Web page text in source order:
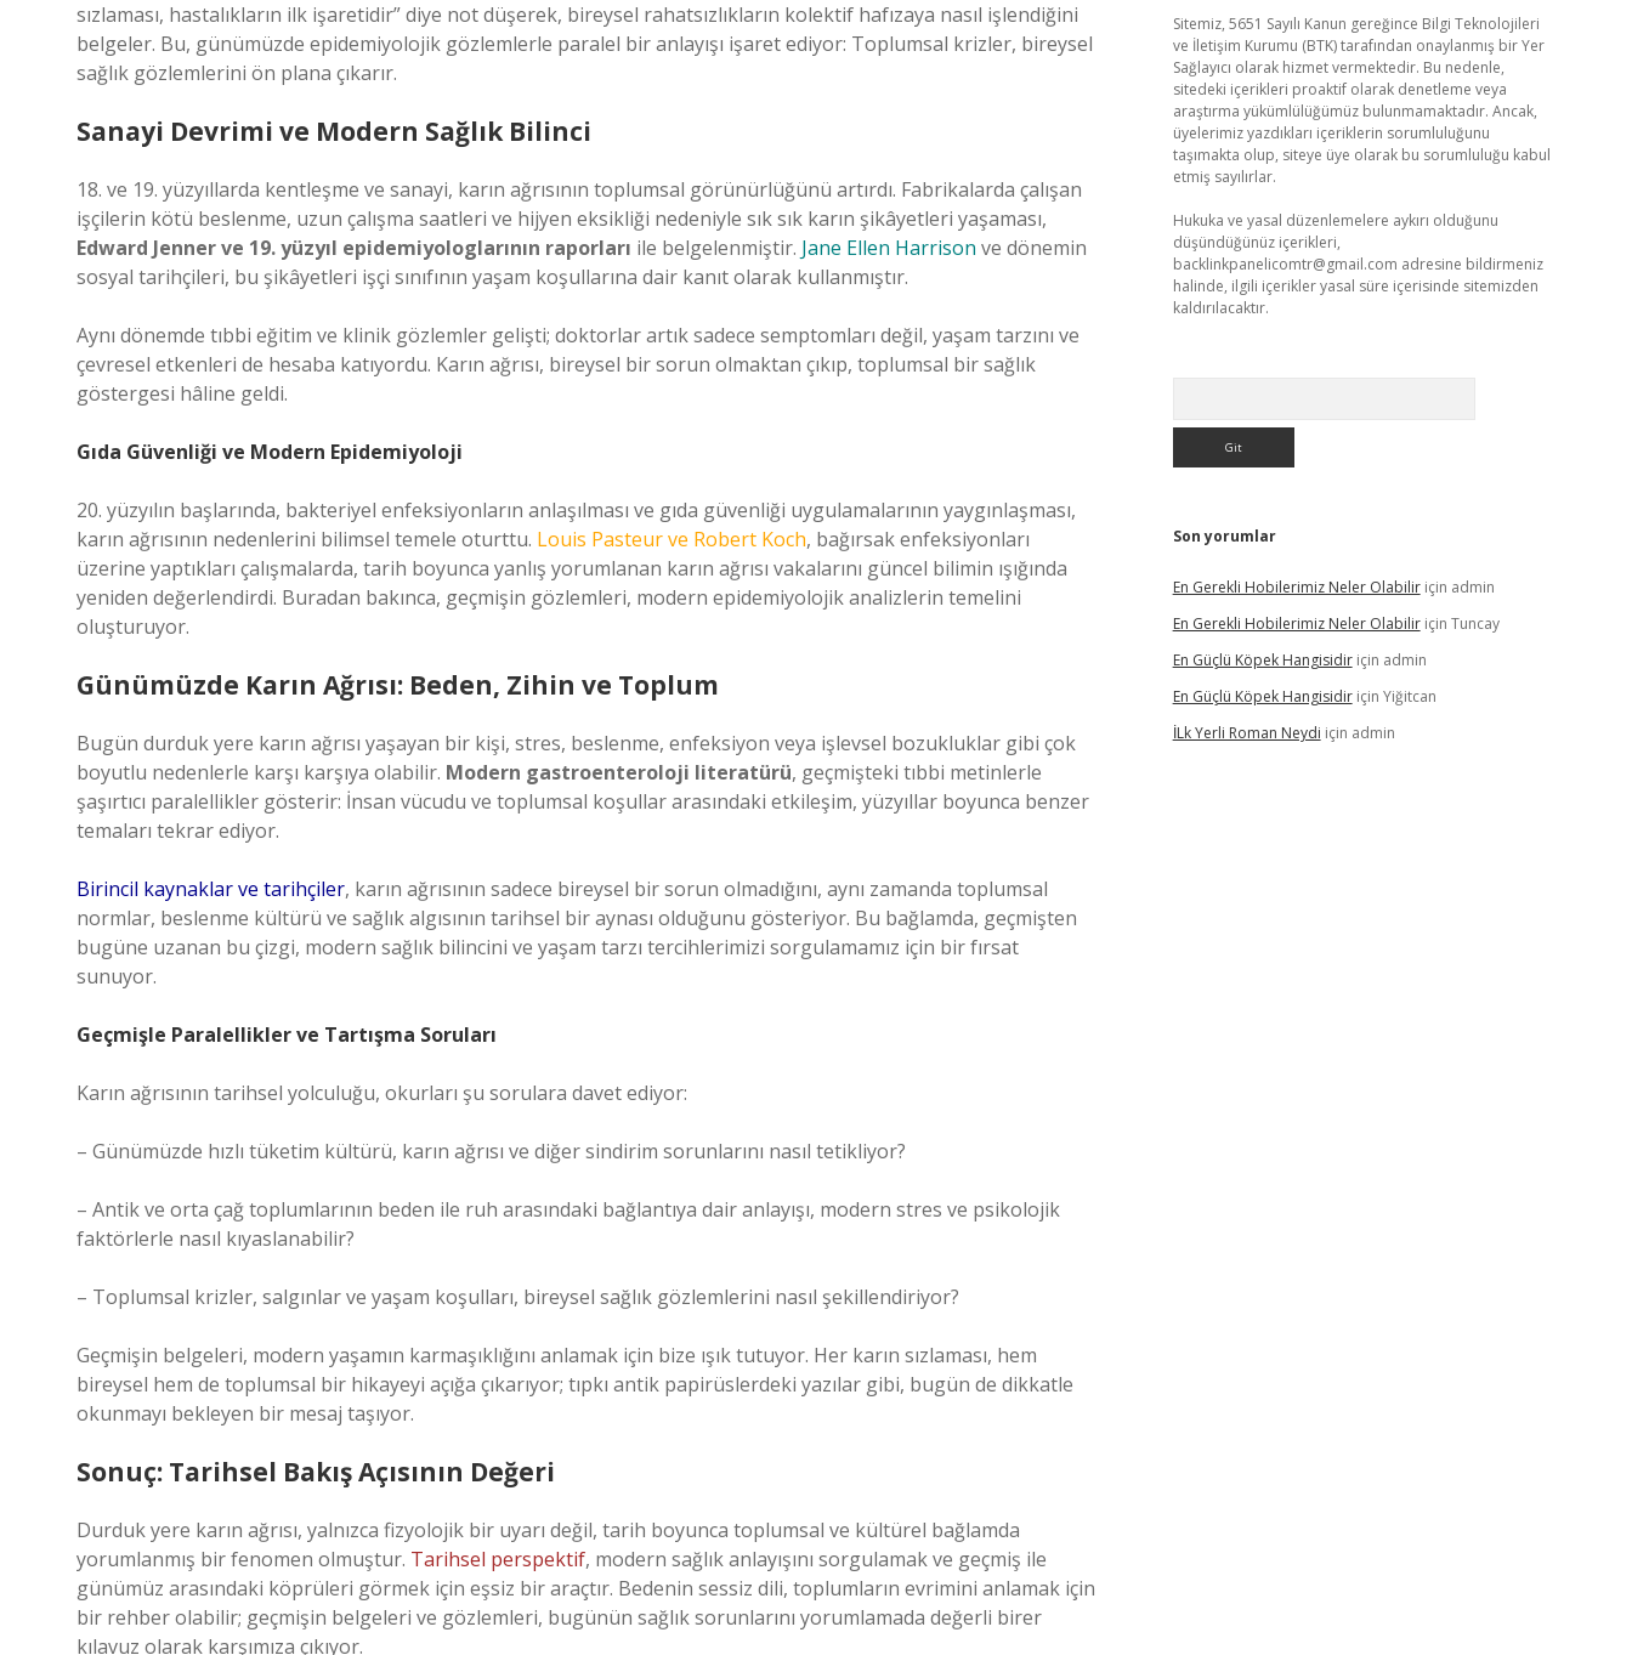
sızlaması, hastalıkların ilk işaretidir” diye not düşerek, bireysel rahatsızlıkların kolektif hafızaya nasıl işlendiğini
belgeler. Bu, günümüzde epidemiyolojik gözlemlerle paralel bir anlayışı işaret ediyor: Toplumsal krizler, bireysel
sağlık gözlemlerini ön plana çıkarır.
Sanayi Devrimi ve Modern Sağlık Bilinci
18. ve 19. yüzyıllarda kentleşme ve sanayi, karın ağrısının toplumsal görünürlüğünü artırdı. Fabrikalarda çalışan
işçilerin kötü beslenme, uzun çalışma saatleri ve hijyen eksikliği nedeniyle sık sık karın şikâyetleri yaşaması,
Edward Jenner ve 19. yüzyıl epidemiyologlarının raporları ile belgelenmiştir. Jane Ellen Harrison ve dönemin
sosyal tarihçileri, bu şikâyetleri işçi sınıfının yaşam koşullarına dair kanıt olarak kullanmıştır.
Aynı dönemde tıbbi eğitim ve klinik gözlemler gelişti; doktorlar artık sadece semptomları değil, yaşam tarzını ve
çevresel etkenleri de hesaba katıyordu. Karın ağrısı, bireysel bir sorun olmaktan çıkıp, toplumsal bir sağlık
göstergesi hâline geldi.
Gıda Güvenliği ve Modern Epidemiyoloji
20. yüzyılın başlarında, bakteriyel enfeksiyonların anlaşılması ve gıda güvenliği uygulamalarının yaygınlaşması,
karın ağrısının nedenlerini bilimsel temele oturttu. Louis Pasteur ve Robert Koch, bağırsak enfeksiyonları
üzerine yaptıkları çalışmalarda, tarih boyunca yanlış yorumlanan karın ağrısı vakalarını güncel bilimin ışığında
yeniden değerlendirdi. Buradan bakınca, geçmişin gözlemleri, modern epidemiyolojik analizlerin temelini
oluşturuyor.
Günümüzde Karın Ağrısı: Beden, Zihin ve Toplum
Bugün durduk yere karın ağrısı yaşayan bir kişi, stres, beslenme, enfeksiyon veya işlevsel bozukluklar gibi çok
boyutlu nedenlerle karşı karşıya olabilir. Modern gastroenteroloji literatürü, geçmişteki tıbbi metinlerle
şaşırtıcı paralellikler gösterir: İnsan vücudu ve toplumsal koşullar arasındaki etkileşim, yüzyıllar boyunca benzer
temaları tekrar ediyor.
Birincil kaynaklar ve tarihçiler, karın ağrısının sadece bireysel bir sorun olmadığını, aynı zamanda toplumsal
normlar, beslenme kültürü ve sağlık algısının tarihsel bir aynası olduğunu gösteriyor. Bu bağlamda, geçmişten
bugüne uzanan bu çizgi, modern sağlık bilincini ve yaşam tarzı tercihlerimizi sorgulamamız için bir fırsat
sunuyor.
Geçmişle Paralellikler ve Tartışma Soruları
Karın ağrısının tarihsel yolculuğu, okurları şu sorulara davet ediyor:
– Günümüzde hızlı tüketim kültürü, karın ağrısı ve diğer sindirim sorunlarını nasıl tetikliyor?
– Antik ve orta çağ toplumlarının beden ile ruh arasındaki bağlantıya dair anlayışı, modern stres ve psikolojik
faktörlerle nasıl kıyaslanabilir?
– Toplumsal krizler, salgınlar ve yaşam koşulları, bireysel sağlık gözlemlerini nasıl şekillendiriyor?
Geçmişin belgeleri, modern yaşamın karmaşıklığını anlamak için bize ışık tutuyor. Her karın sızlaması, hem
bireysel hem de toplumsal bir hikayeyi açığa çıkarıyor; tıpkı antik papirüslerdeki yazılar gibi, bugün de dikkatle
okunmayı bekleyen bir mesaj taşıyor.
Sonuç: Tarihsel Bakış Açısının Değeri
Durduk yere karın ağrısı, yalnızca fizyolojik bir uyarı değil, tarih boyunca toplumsal ve kültürel bağlamda
yorumlanmış bir fenomen olmuştur. Tarihsel perspektif, modern sağlık anlayışını sorgulamak ve geçmiş ile
günümüz arasındaki köprüleri görmek için eşsiz bir araçtır. Bedenin sessiz dili, toplumların evrimini anlamak için
bir rehber olabilir; geçmişin belgeleri ve gözlemleri, bugünün sağlık sorunlarını yorumlamada değerli birer
kılavuz olarak karşımıza çıkıyor.
Sitemiz, 5651 Sayılı Kanun gereğince Bilgi Teknolojileri
ve İletişim Kurumu (BTK) tarafından onaylanmış bir Yer
Sağlayıcı olarak hizmet vermektedir. Bu nedenle,
sitedeki içerikleri proaktif olarak denetleme veya
araştırma yükümlülüğümüz bulunmamaktadır. Ancak,
üyelerimiz yazdıkları içeriklerin sorumluluğunu
taşımakta olup, siteye üye olarak bu sorumluluğu kabul
etmiş sayılırlar.
Hukuka ve yasal düzenlemelere aykırı olduğunu
düşündüğünüz içerikleri,
backlinkpanelicomtr@gmail.com adresine bildirmeniz
halinde, ilgili içerikler yasal süre içerisinde sitemizden
kaldırılacaktır.
Son yorumlar
En Gerekli Hobilerimiz Neler Olabiliriçin admin
En Gerekli Hobilerimiz Neler Olabiliriçin Tuncay
En Güçlü Köpek Hangisidiriçin admin
En Güçlü Köpek Hangisidiriçin Yiğitcan
İLk Yerli Roman Neydi için admin